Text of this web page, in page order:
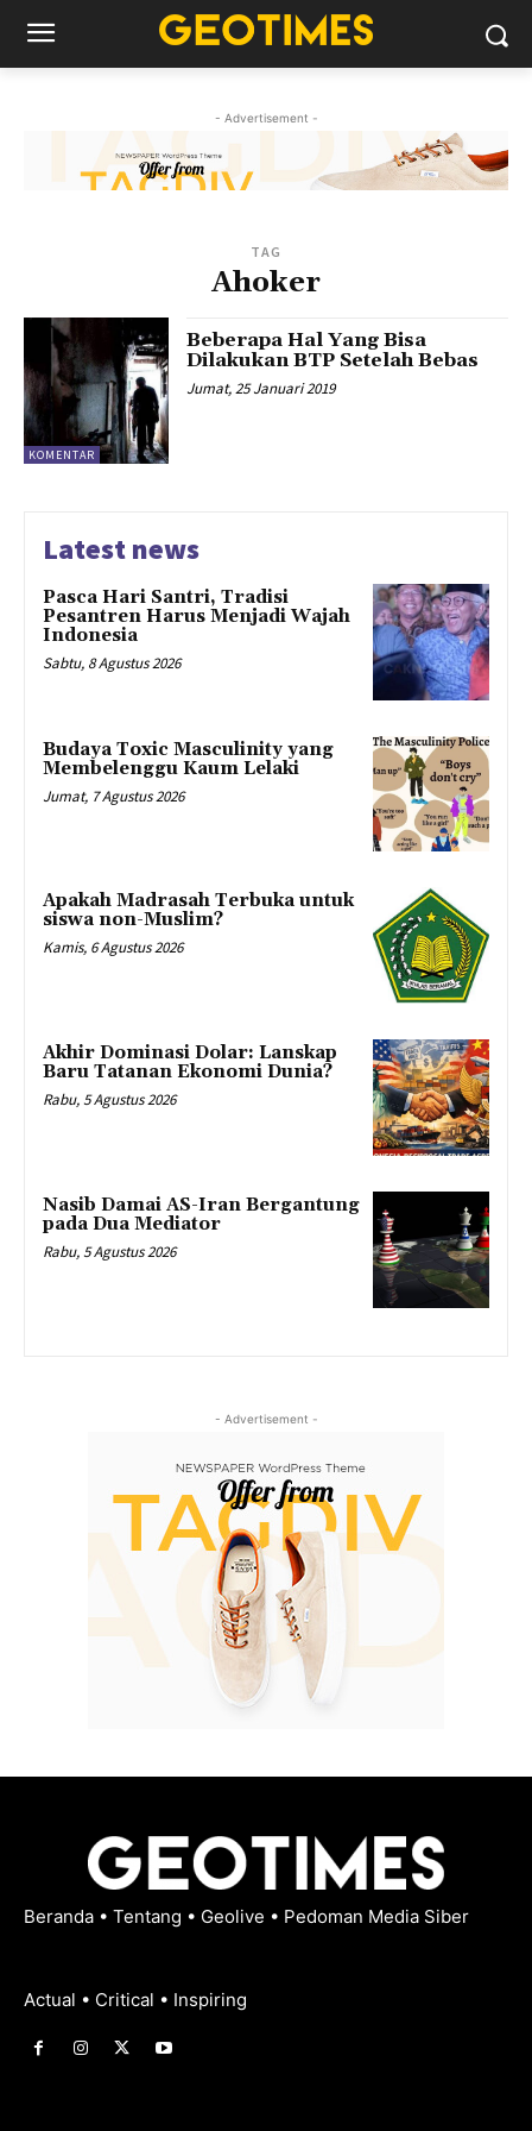
- Advertisement -
TAG
Ahoker
KOMENTAR
Beberapa Hal Yang Bisa
Dilakukan BTP Setelah Bebas
Jumat, 25 Januari 2019
Latest news
Pasca Hari Santri, Tradisi
Pesantren Harus Menjadi Wajah
Indonesia
Sabtu, 8 Agustus 2026
Budaya Toxic Masculinity yang
Membelenggu Kaum Lelaki
Jumat, 7 Agustus 2026
Apakah Madrasah Terbuka untuk
siswa non-Muslim?
Kamis, 6 Agustus 2026
Akhir Dominasi Dolar: Lanskap
Baru Tatanan Ekonomi Dunia?
Rabu, 5 Agustus 2026
Nasib Damai AS-Iran Bergantung
pada Dua Mediator
Rabu, 5 Agustus 2026
- Advertisement -
Beranda • Tentang • Geolive • Pedoman Media Siber
Actual • Critical • Inspiring